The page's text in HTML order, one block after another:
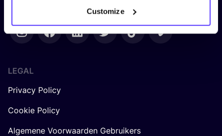
Customize
LEGAL
Privacy Policy
Cookie Policy
Algemene Voorwaarden Gebruikers